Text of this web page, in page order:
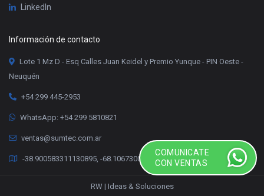
LinkedIn
Información de contacto
Lote 1 Mz D - Esq Calles Juan Keidel y Premio Yunque - PIN Oeste -
Neuquén
+54 299 445-2953
WhatsApp: +54 299 5810821
ventas@sumtec.com.ar
-38.900583311130895, -68.10673000336078
RW | Ideas & Soluciones
COMUNICATE
CON VENTAS